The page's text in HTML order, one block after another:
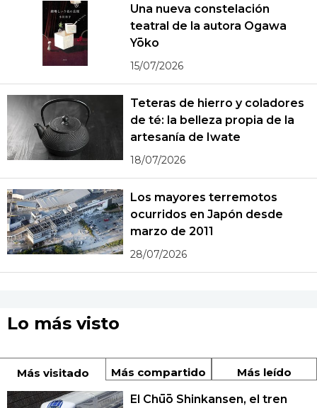
Una nueva constelación
teatral de la autora Ogawa
Yōko
15/07/2026
Teteras de hierro y coladores
de té: la belleza propia de la
artesanía de Iwate
18/07/2026
Los mayores terremotos
ocurridos en Japón desde
marzo de 2011
28/07/2026
Lo más visto
Más visitado Más compartido Más leído
El Chūō Shinkansen, el tren